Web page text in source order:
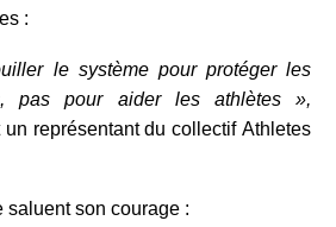
:
le système pour protéger les
pas pour aider les athlètes »,
représentant du collectif Athletes
saluent son courage :